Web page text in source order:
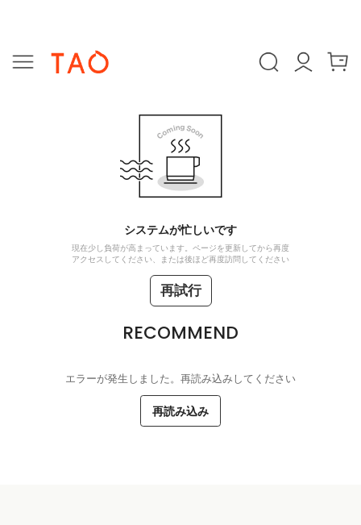
システムが忙しいです
現在少し負荷が高まっています。ページを更新してから再度
アクセスしてください、または後ほど再度訪問してください
再試行
RECOMMEND
エラーが発生しました。再読み込みしてください
再読み込み